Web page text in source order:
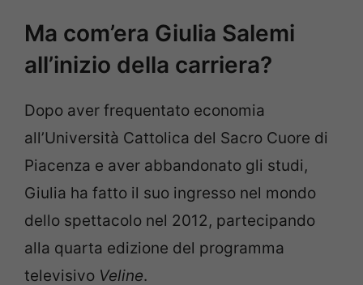
Ma com’era Giulia Salemi
all’inizio della carriera?
Dopo aver frequentato economia
all’Università Cattolica del Sacro Cuore di
Piacenza e aver abbandonato gli studi,
Giulia ha fatto il suo ingresso nel mondo
dello spettacolo nel 2012, partecipando
alla quarta edizione del programma
televisivo Veline.